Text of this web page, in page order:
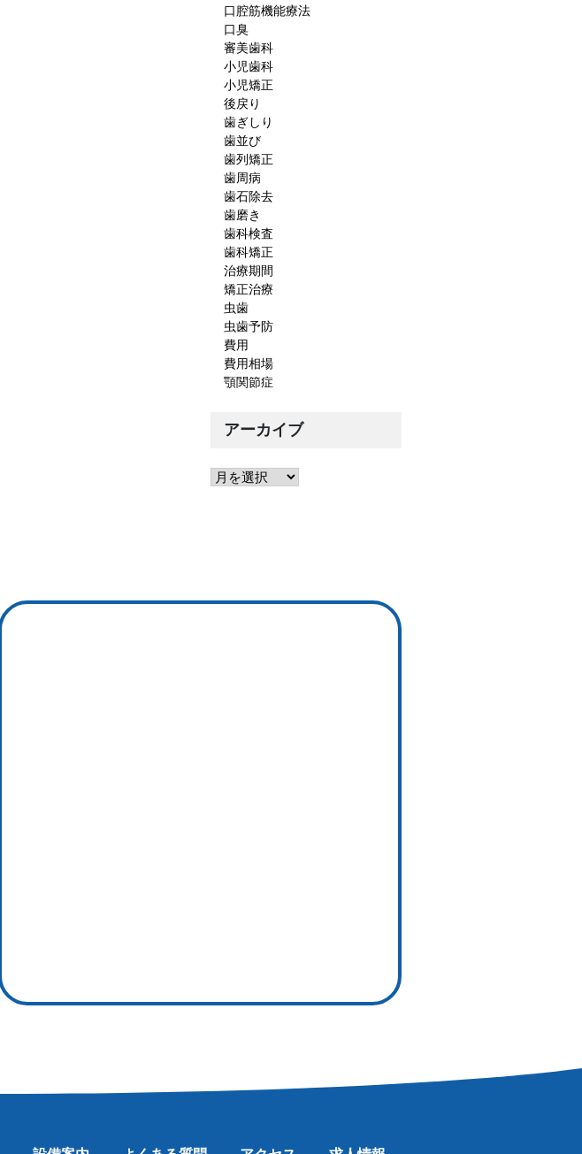
口腔筋機能療法
口臭
審美歯科
小児歯科
小児矯正
後戻り
歯ぎしり
歯並び
歯列矯正
歯周病
歯石除去
歯磨き
歯科検査
歯科矯正
治療期間
矯正治療
虫歯
虫歯予防
費用
費用相場
顎関節症
アーカイブ
ア